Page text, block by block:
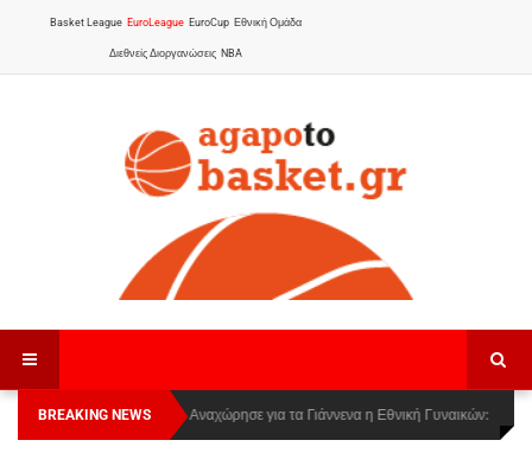
Basket League EuroLeague EuroCup Εθνική Ομάδα
Διεθνείς Διοργανώσεις NBA
BREAKING NEWS
Οι Πάνθηρες Καβάλας στην Women Basketball
League 1
Αναχώρησε για τα Γιάννενα η Εθνική Γυναικών